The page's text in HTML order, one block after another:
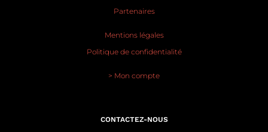
Partenaires
Mentions légales
Politique de confidentialité
> Mon compte
CONTACTEZ-NOUS